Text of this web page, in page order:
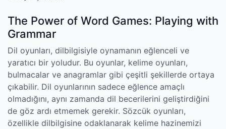
The Power of Word Games: Playing with
Grammar
Dil oyunları, dilbilgisiyle oynamanın eğlenceli ve
yaratıcı bir yoludur. Bu oyunlar, kelime oyunları,
bulmacalar ve anagramlar gibi çeşitli şekillerde ortaya
çıkabilir. Dil oyunlarının sadece eğlence amaçlı
olmadığını, aynı zamanda dil becerilerini geliştirdiğini
de göz ardı etmemek gerekir. Sözcük oyunları,
özellikle dilbilgisine odaklanarak kelime hazinemizi